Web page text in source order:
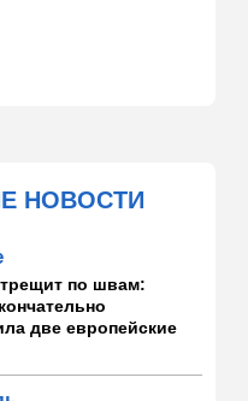
НОВОСТИ
по швам:
две европейские